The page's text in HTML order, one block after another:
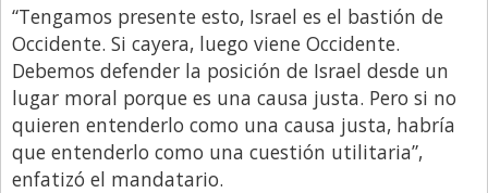
Medios
Millonarios
Minuto Lanzamiento
Negocios
Opinion
“Tengamos presente esto, Israel es el bastión de
Occidente. Si cayera, luego viene Occidente.
Debemos defender la posición de Israel desde un
lugar moral porque es una causa justa. Pero si no
quieren entenderlo como una causa justa, habría
que entenderlo como una cuestión utilitaria”,
enfatizó el mandatario.